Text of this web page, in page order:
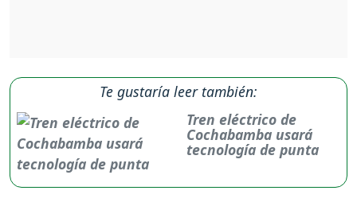
Te gustaría leer también:
Tren eléctrico de
Cochabamba usará
tecnología de punta